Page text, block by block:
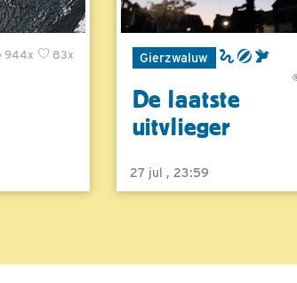
83x
944x Gierzwaluw
De laatste
uitvlieger
27 jul , 23:59